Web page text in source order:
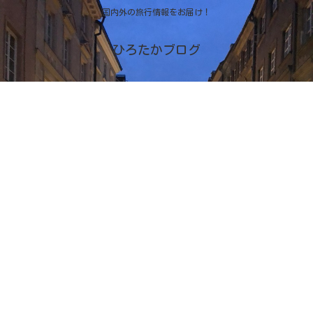
国内外の旅行情報をお届け！
ひろたかブログ